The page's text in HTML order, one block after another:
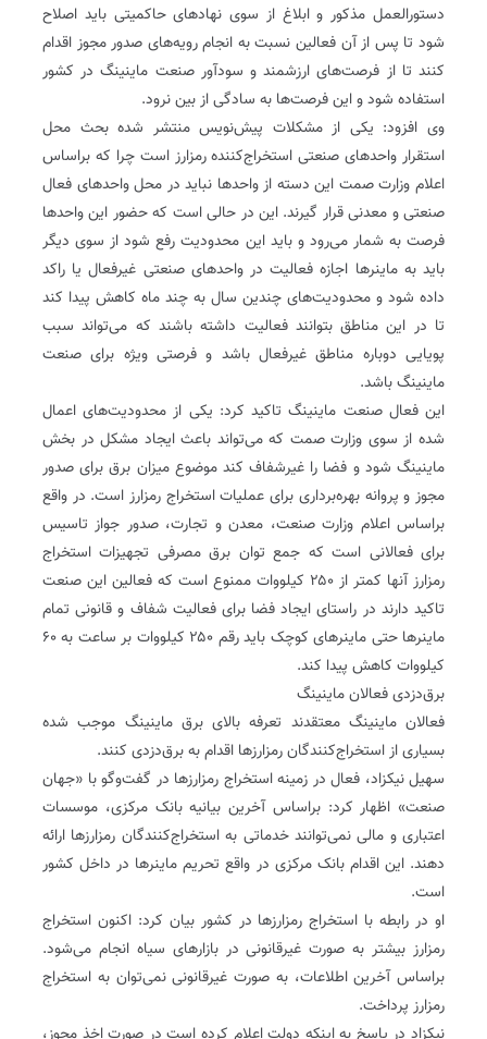
دستورالعمل مذکور و ابلاغ از سوی نهادهای حاکمیتی باید اصلاح
شود تا پس از آن فعالین نسبت به انجام رویه‌های صدور مجوز اقدام
کنند تا از فرصت‌های ارزشمند و سودآور صنعت ماینینگ در کشور
استفاده شود و این فرصت‌ها به سادگی از بین نرود.
وی افزود: یکی از مشکلات پیش‌نویس منتشر شده بحث محل
استقرار واحدهای صنعتی استخراج‌کننده رمزارز است چرا که براساس
اعلام وزارت صمت این دسته از واحدها نباید در محل واحدهای فعال
صنعتی و معدنی قرار گیرند. این در حالی است که حضور این واحدها
فرصت به شمار می‌رود و باید این محدودیت رفع شود از سوی دیگر
باید به ماینرها اجازه فعالیت در واحدهای صنعتی غیرفعال یا راکد
داده شود و محدودیت‌های چندین سال به چند ماه کاهش پیدا کند
تا در این مناطق بتوانند فعالیت داشته باشند که می‌تواند سبب
پویایی دوباره مناطق غیرفعال باشد و فرصتی ویژه برای صنعت
ماینینگ باشد.
این فعال صنعت ماینینگ تاکید کرد: یکی از محدودیت‌های اعمال
شده از سوی وزارت صمت که می‌تواند باعث ایجاد مشکل در بخش
ماینینگ شود و فضا را غیرشفاف کند موضوع میزان برق برای صدور
مجوز و پروانه بهره‌برداری برای عملیات استخراج رمزارز است. در واقع
براساس اعلام وزارت صنعت، معدن و تجارت، صدور جواز تاسیس
برای فعالانی است که جمع توان برق مصرفی تجهیزات استخراج
رمزارز آنها کمتر از ۲۵۰ کیلووات ممنوع است که فعالین این صنعت
تاکید دارند در راستای ایجاد فضا برای فعالیت شفاف و قانونی تمام
ماینرها حتی ماینرهای کوچک باید رقم ۲۵۰ کیلووات بر ساعت به ۶۰
کیلووات کاهش پیدا کند.
برق‌دزدی فعالان ماینینگ
فعالان ماینینگ معتقدند تعرفه بالای برق ماینینگ موجب شده
بسیاری از استخراج‌کنندگان رمزارزها اقدام به برق‌دزدی کنند.
سهیل نیکزاد، فعال در زمینه استخراج رمزارزها در گفت‌و‌گو با «جهان
صنعت» اظهار کرد: براساس آخرین بیانیه بانک مرکزی، موسسات
اعتباری و مالی نمی‌توانند خدماتی به استخراج‌کنندگان رمزارزها ارائه
دهند. این اقدام بانک مرکزی در واقع تحریم ماینرها در داخل کشور
است.
او در رابطه با استخراج رمزارزها در کشور بیان کرد: اکنون استخراج
رمزارز بیشتر به صورت غیرقانونی در بازارهای سیاه انجام می‌شود.
براساس آخرین اطلاعات، به صورت غیرقانونی نمی‌توان به استخراج
رمزارز پرداخت.